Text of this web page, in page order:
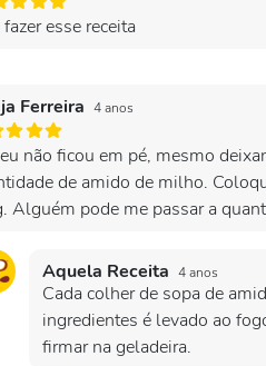
esse receita
Ferreira 4 anos
não ficou em pé, mesmo
de amido de milho.
Alguém pode me passar a
Aquela Receita 4 anos
Cada colher de sopa de
ingredientes é levado ao
firmar na geladeira.